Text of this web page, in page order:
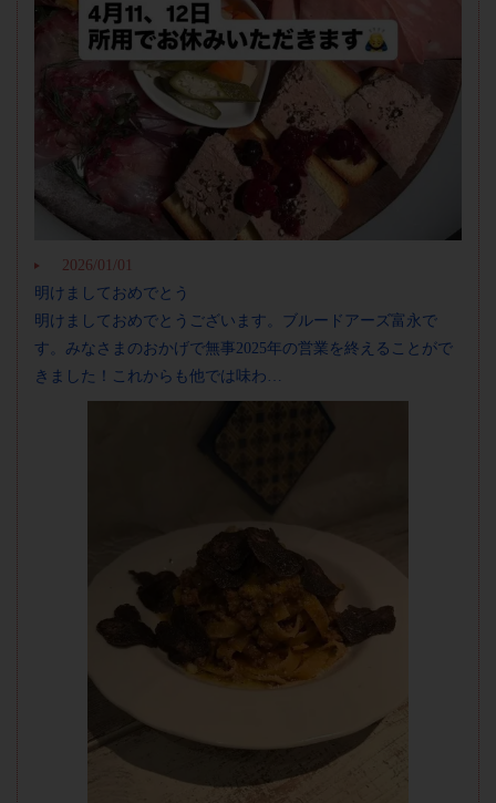
2026/01/01
明けましておめでとう
明けましておめでとうございます。ブルードアーズ富永で
す。みなさまのおかげで無事2025年の営業を終えることがで
きました！これからも他では味わ…